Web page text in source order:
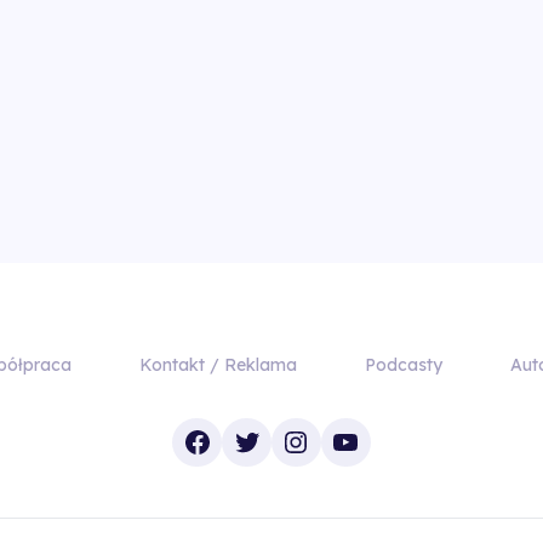
Kontakt / Reklama Podcasty
Facebook
TwitterInstagram
YouTube